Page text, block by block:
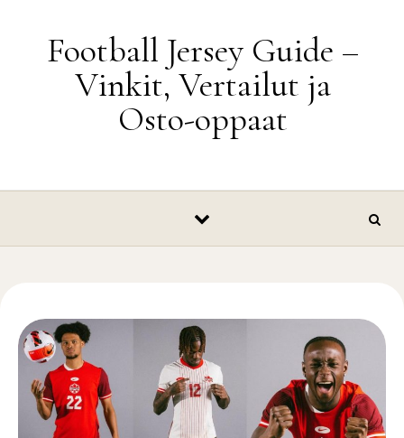
Football Jersey Guide –
Vinkit, Vertailut ja
Osto-oppaat